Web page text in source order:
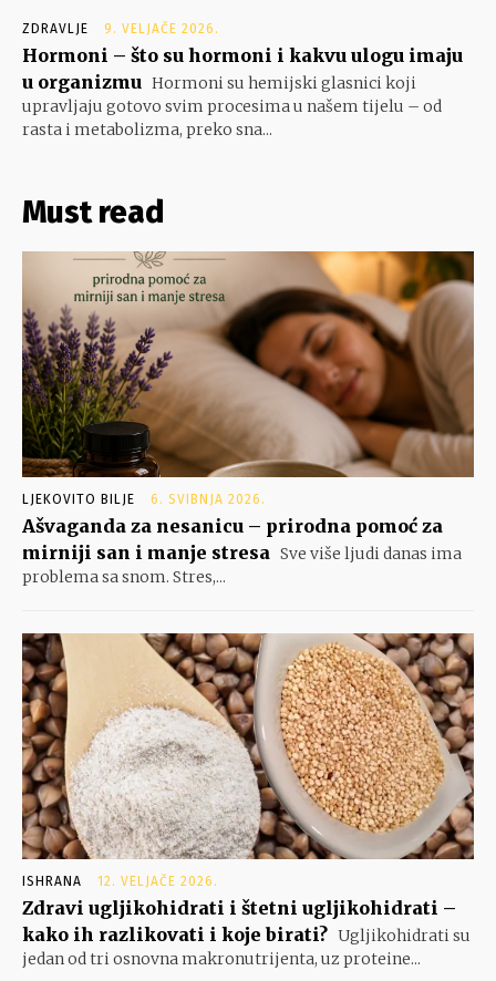
ZDRAVLJE 9. VELJAČE 2026.
Hormoni – što su hormoni i kakvu ulogu imaju
u organizmu Hormoni su hemijski glasnici koji
upravljaju gotovo svim procesima u našem tijelu – od
rasta i metabolizma, preko sna...
Must read
LJEKOVITO BILJE 6. SVIBNJA 2026.
Ašvaganda za nesanicu – prirodna pomoć za
mirniji san i manje stresa Sve više ljudi danas ima
problema sa snom. Stres,...
ISHRANA 12. VELJAČE 2026.
Zdravi ugljikohidrati i štetni ugljikohidrati –
kako ih razlikovati i koje birati? Ugljikohidrati su
jedan od tri osnovna makronutrijenta, uz proteine...